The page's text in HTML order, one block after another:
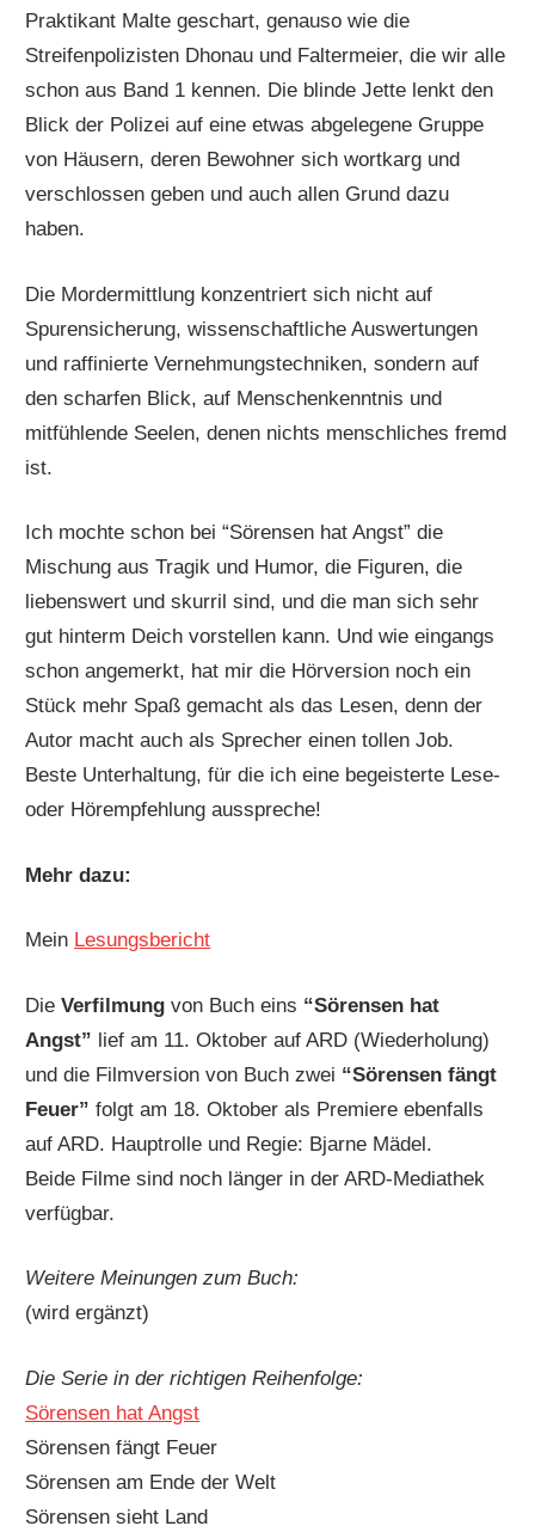
Praktikant Malte geschart, genauso wie die
Streifenpolizisten Dhonau und Faltermeier, die wir alle
schon aus Band 1 kennen. Die blinde Jette lenkt den
Blick der Polizei auf eine etwas abgelegene Gruppe
von Häusern, deren Bewohner sich wortkarg und
verschlossen geben und auch allen Grund dazu
haben.
Die Mordermittlung konzentriert sich nicht auf
Spurensicherung, wissenschaftliche Auswertungen
und raffinierte Vernehmungstechniken, sondern auf
den scharfen Blick, auf Menschenkenntnis und
mitfühlende Seelen, denen nichts menschliches fremd
ist.
Ich mochte schon bei “Sörensen hat Angst” die
Mischung aus Tragik und Humor, die Figuren, die
liebenswert und skurril sind, und die man sich sehr
gut hinterm Deich vorstellen kann. Und wie eingangs
schon angemerkt, hat mir die Hörversion noch ein
Stück mehr Spaß gemacht als das Lesen, denn der
Autor macht auch als Sprecher einen tollen Job.
Beste Unterhaltung, für die ich eine begeisterte Lese-
oder Hörempfehlung ausspreche!
Mehr dazu:
Mein Lesungsbericht
DieVerfilmungvon Buch eins “Sörensen hat
Angst” lief am 11. Oktober auf ARD (Wiederholung)
und die Filmversion von Buch zwei “Sörensen fängt
Feuer” folgt am 18. Oktober als Premiere ebenfalls
auf ARD. Hauptrolle und Regie: Bjarne Mädel.
Beide Filme sind noch länger in der ARD-Mediathek
verfügbar.
Weitere Meinungen zum Buch:
(wird ergänzt)
Die Serie in der richtigen Reihenfolge:
Sörensen hat Angst
Sörensen fängt Feuer
Sörensen am Ende der Welt
Sörensen sieht Land